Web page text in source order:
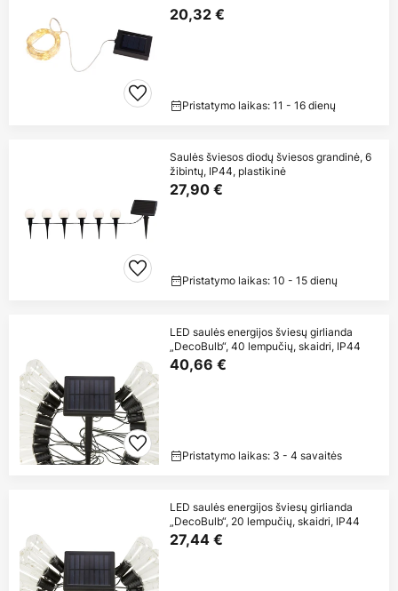
20,32 €
Pristatymo laikas: 11 - 16 dienų
Saulės šviesos diodų šviesos grandinė, 6
žibintų, IP44, plastikinė
27,90 €
Pristatymo laikas: 10 - 15 dienų
LED saulės energijos šviesų girlianda
„DecoBulb“, 40 lempučių, skaidri, IP44
40,66 €
Pristatymo laikas: 3 - 4 savaitės
LED saulės energijos šviesų girlianda
„DecoBulb“, 20 lempučių, skaidri, IP44
27,44 €